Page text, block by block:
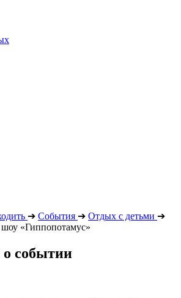
➔ События ➔ Отдых с детьми ➔
«Гиппопотамус»
событии